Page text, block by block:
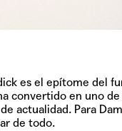
es el epítome del
convertido en uno de
actualidad. Para
de todo.